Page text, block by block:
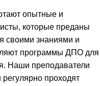
опытные и
которые преданы
своими знаниями и
программы ДПО для
Наши преподаватели
проходят